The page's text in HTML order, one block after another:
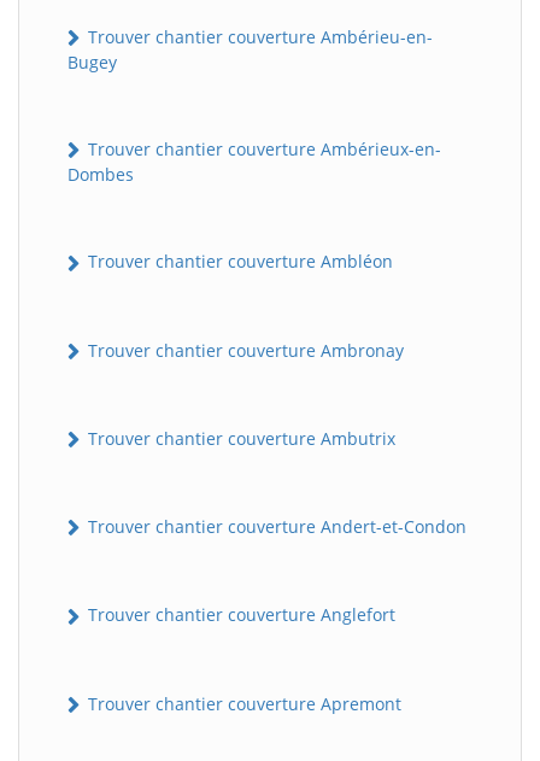
Trouver chantier couverture Ambérieu-en-
Bugey
Trouver chantier couverture Ambérieux-en-
Dombes
Trouver chantier couverture Ambléon
Trouver chantier couverture Ambronay
Trouver chantier couverture Ambutrix
Trouver chantier couverture Andert-et-Condon
Trouver chantier couverture Anglefort
Trouver chantier couverture Apremont